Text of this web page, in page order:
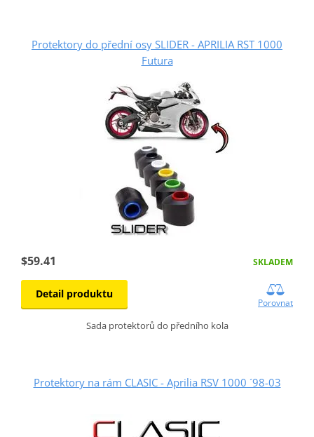
Protektory do přední osy SLIDER - APRILIA RST 1000
Futura
$59.41 SKLADEM
Detail produktu
Porovnat
Sada protektorů do předního kola
Protektory na rám CLASIC - Aprilia RSV 1000 ´98-03